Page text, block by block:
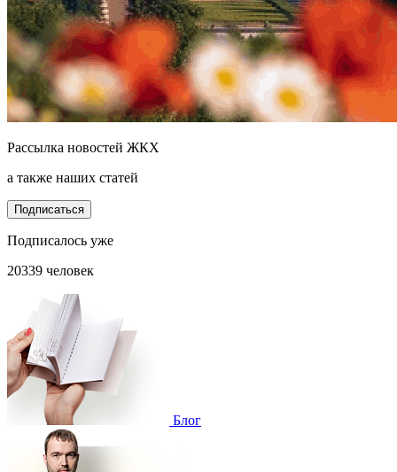
Рассылка новостей ЖКХ
а также наших статей
Подписаться
Подписалось уже
20339 человек
Блог